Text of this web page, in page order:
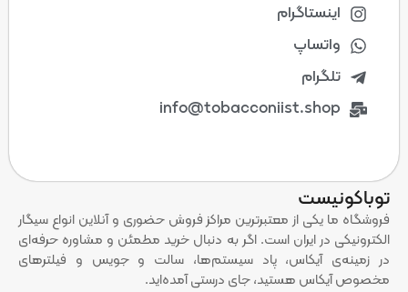
توباکونیست
فروشگاه ما یکی از معتبرترین مراکز فروش حضوری و آنلاین انواع سیگار
الکترونیکی در ایران است. اگر به دنبال خرید مطمئن و مشاوره حرفه‌ای
در زمینه‌ی آیکاس، پاد سیستم‌ها، سالت و جویس‌ و فیلترهای
مخصوص آیکاس هستید، جای درستی آمده‌اید.
اینستاگرام
واتساپ
تلگرام
info@tobacconiist.shop